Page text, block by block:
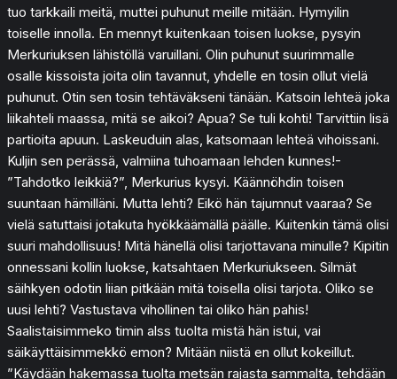
tuo tarkkaili meitä, muttei puhunut meille mitään. Hymyilin
toiselle innolla. En mennyt kuitenkaan toisen luokse, pysyin
Merkuriuksen lähistöllä varuillani. Olin puhunut suurimmalle
osalle kissoista joita olin tavannut, yhdelle en tosin ollut vielä
puhunut. Otin sen tosin tehtäväkseni tänään. Katsoin lehteä joka
liikahteli maassa, mitä se aikoi? Apua? Se tuli kohti! Tarvittiin lisä
partioita apuun. Laskeuduin alas, katsomaan lehteä vihoissani.
Kuljin sen perässä, valmiina tuhoamaan lehden kunnes!-
”Tahdotko leikkiä?”, Merkurius kysyi. Käännöhdin toisen
suuntaan hämilläni. Mutta lehti? Eikö hän tajumnut vaaraa? Se
vielä satuttaisi jotakuta hyökkäämällä päälle. Kuitenkin tämä olisi
suuri mahdollisuus! Mitä hänellä olisi tarjottavana minulle? Kipitin
onnessani kollin luokse, katsahtaen Merkuriukseen. Silmät
säihkyen odotin liian pitkään mitä toisella olisi tarjota. Oliko se
uusi lehti? Vastustava vihollinen tai oliko hän pahis!
Saalistaisimmeko timin alss tuolta mistä hän istui, vai
säikäyttäisimmekkö emon? Mitään niistä en ollut kokeillut.
”Käydään hakemassa tuolta metsän rajasta sammalta, tehdään